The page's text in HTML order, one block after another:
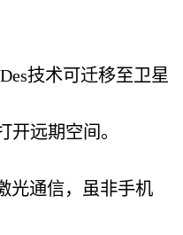
技术可迁移至卫星
远期空间。
光通信，虽非手机